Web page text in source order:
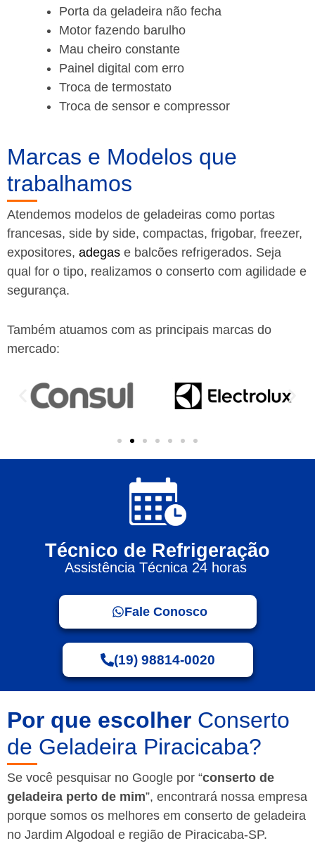
Porta da geladeira não fecha
Motor fazendo barulho
Mau cheiro constante
Painel digital com erro
Troca de termostato
Troca de sensor e compressor
Marcas e Modelos que
trabalhamos
Atendemos modelos de geladeiras como portas
francesas, side by side, compactas, frigobar, freezer,
expositores, adegas e balcões refrigerados. Seja
qual for o tipo, realizamos o conserto com agilidade e
segurança.
Também atuamos com as principais marcas do
mercado:
Técnico de Refrigeração
Assistência Técnica 24 horas
Fale Conosco
(19) 98814-0020
Por que escolher Conserto
de Geladeira Piracicaba?
Se você pesquisar no Google por “conserto de
geladeira perto de mim”, encontrará nossa empresa
porque somos os melhores em conserto de geladeira
no Jardim Algodoal e região de Piracicaba-SP.